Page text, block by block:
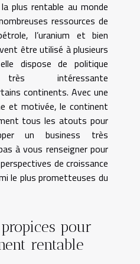
plus rentable au monde
ressources de
l’uranium et bien
être utilisé à plusieurs
dispose de politique
très intéressante
continents. Avec une
et motivée, le continent
tous les atouts pour
un business très
à vous renseigner pour
de croissance
le plus prometteuses du
pour
rentable